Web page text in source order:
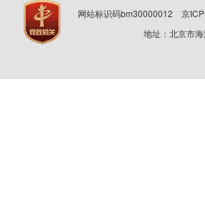
网站标识码bm30000012 京
地址：北京市